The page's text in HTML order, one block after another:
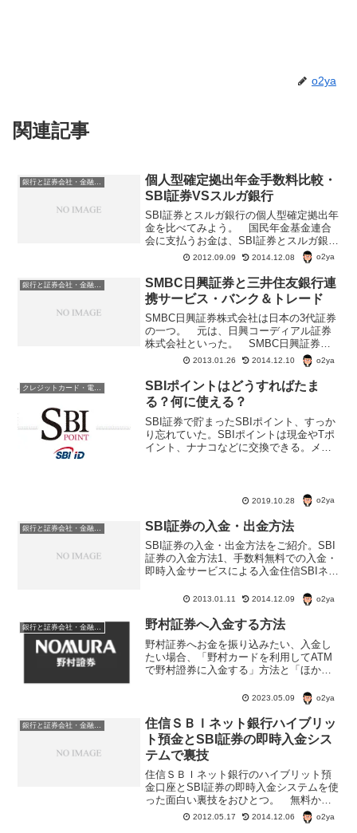
o2ya
関連記事
個人型確定拠出年金手数料比較・
SBI証券VSスルガ銀行
SBI証券とスルガ銀行の個人型確定拠出年
金を比べてみよう。 国民年金基金連合
会に支払うお金は、SBI証券とスルガ銀行
どちらも同じ。 給付・ 還付時の手数料
も同じ。事務委託先金融機関（資産管理
サービス信託銀行）に対する手数料も同
じである。SB...
2012.09.09 2014.12.08 o2ya
銀行と証券会社・金融商品
SMBC日興証券と三井住友銀行連
携サービス・バンク＆トレード
SMBC日興証券株式会社は日本の3代証券
の一つ。 元は、日興コーディアル証券
株式会社といった。 SMBC日興証券株
式会社でも、楽天証券と楽天銀行・住信
ＳＢＩネット銀行とSBI証券・野村信託銀
行と野村證券・大和証券とダイワネクス
ト銀行のような...
2013.01.26 2014.12.10 o2ya
クレジットカード・電子マネー・pay・ポイント
SBIポイントはどうすればたま
る？何に使える？
SBI証券で貯まったSBIポイント、すっか
り忘れていた。SBIポイントは現金やTポ
イント、ナナコなどに交換できる。メー
2019.10.28 o2ya
SBI証券の入金・出金方法
SBI証券の入金・出金方法をご紹介。SBI
証券の入金方法1、手数料無料での入金・
即時入金サービスによる入金住信SBIネッ
行・スルガ銀行・セブン銀行・三菱東京
UFJ銀行・三井住友銀行・みずほ銀行・
ゆうちょ銀行...
2013.01.11 2014.12.09 o2ya
野村証券へ入金する方法
野村証券へお金を振り込みたい、入金し
たい場合、「野村カードを利用してATM
で野村證券に入金する」方法と「ほかの
があるが、いずれのやり方でも入金手数
2023.05.09 o2ya
銀行と証券会社・金融商品
住信ＳＢＩネット銀行ハイブリッ
ト預金とSBI証券の即時入金シス
テムで裏技
住信ＳＢＩネット銀行のハイブリット預
金口座とSBI証券の即時入金システムを使
った面白い裏技をおひとつ。 無料かつ
簡単にゆうちょ銀行・みずほ銀行・三菱
東京UFJダイレクト・三井住友銀行・
2012.05.17 2014.12.06 o2ya